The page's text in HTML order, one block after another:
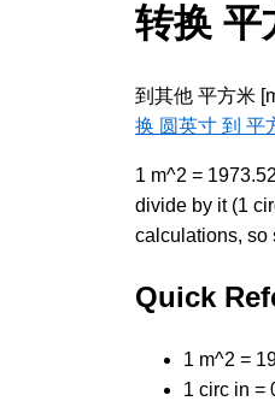
转换 平
到其他 平方米
换 圆英寸 到 平
1 m^2 =
divide by it (1
calculations, so
Quick
1 m^2 =
1 circ in =